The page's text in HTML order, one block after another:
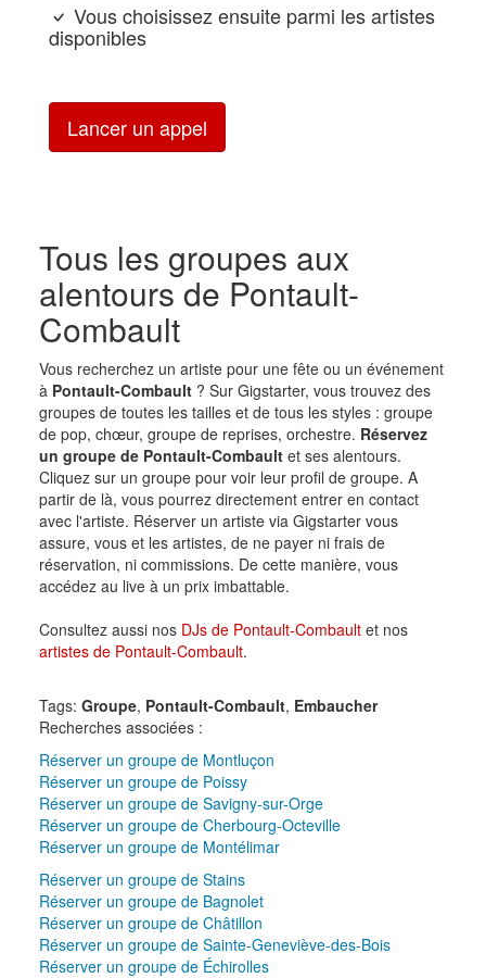
Vous choisissez ensuite parmi les artistes
disponibles
Lancer un appel
Tous les groupes aux
alentours de Pontault-
Combault
Vous recherchez un artiste pour une fête ou un événement
à Pontault-Combault? Sur Gigstarter, vous trouvez des
groupes de toutes les tailles et de tous les styles : groupe
de pop, chœur, groupe de reprises, orchestre. Réservez
un groupe de Pontault-Combaultet ses alentours.
Cliquez sur un groupe pour voir leur profil de groupe. A
partir de là, vous pourrez directement entrer en contact
avec l'artiste. Réserver un artiste via Gigstarter vous
assure, vous et les artistes, de ne payer ni frais de
réservation, ni commissions. De cette manière, vous
accédez au live à un prix imbattable.
Consultez aussi nos DJs de Pontault-Combaultet nos
artistes de Pontault-Combault.
Tags: Groupe, Pontault-Combault, Embaucher
Recherches associées :
Réserver un groupe de Montluçon
Réserver un groupe de Poissy
Réserver un groupe de Savigny-sur-Orge
Réserver un groupe de Cherbourg-Octeville
Réserver un groupe de Montélimar
Réserver un groupe de Stains
Réserver un groupe de Bagnolet
Réserver un groupe de Châtillon
Réserver un groupe de Sainte-Geneviève-des-Bois
Réserver un groupe de Échirolles